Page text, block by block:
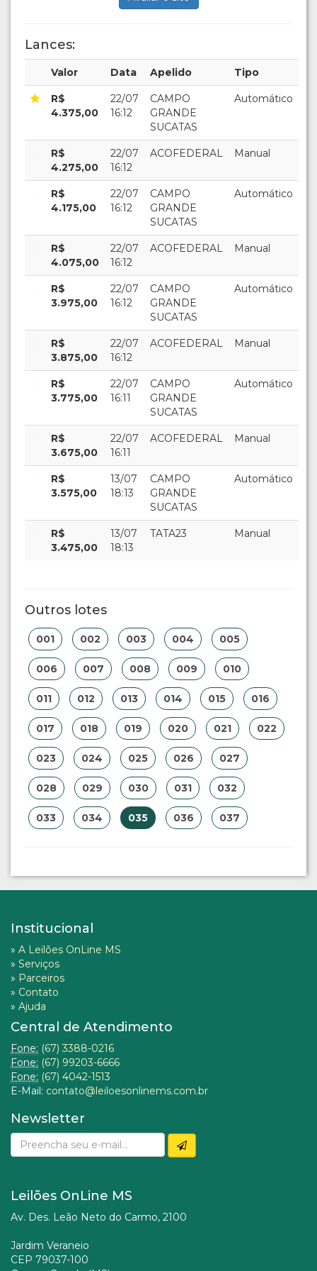
Lances:
Valor Data Apelido Tipo
R$
4.375,00
22/07
16:12
CAMPO
GRANDE
SUCATAS
Automático
R$
4.275,00
22/07
16:12
ACOFEDERAL Manual
R$
4.175,00
22/07
16:12
CAMPO
GRANDE
SUCATAS
Automático
R$
4.075,00
22/07
16:12
ACOFEDERAL Manual
R$
3.975,00
22/07
16:12
CAMPO
GRANDE
SUCATAS
Automático
R$
3.875,00
22/07
16:12
ACOFEDERAL Manual
R$
3.775,00
22/07
16:11
CAMPO
GRANDE
SUCATAS
Automático
R$
3.675,00
22/07
16:11
ACOFEDERAL Manual
R$
3.575,00
13/07
18:13
CAMPO
GRANDE
SUCATAS
Automático
R$
3.475,00
13/07
18:13
TATA23 Manual
Outros lotes
001 002 003 004 005
006 007 008 009 010
011 012 013 014 015 016
017 018 019 020 021 022
023 024 025 026 027
028 029 030 031 032
033 034 035 036 037
Institucional
» A Leilões OnLine MS
» Serviços
» Parceiros
» Contato
» Ajuda
Central de Atendimento
Fone: (67) 3388-0216
Fone: (67) 99203-6666
Fone: (67) 4042-1513
E-Mail: contato@leiloesonlinems.com.br
Newsletter
Leilões OnLine MS
Av. Des. Leão Neto do Carmo, 2100
Jardim Veraneio
CEP 79037-100